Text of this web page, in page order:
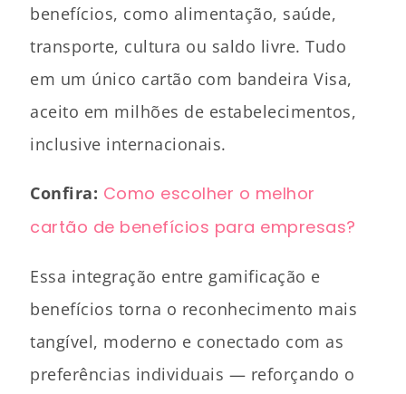
benefícios, como alimentação, saúde,
transporte, cultura ou saldo livre. Tudo
em um único cartão com bandeira Visa,
aceito em milhões de estabelecimentos,
inclusive internacionais.
Confira: Como escolher o melhor
cartão de benefícios para empresas?
Essa integração entre gamificação e
benefícios torna o reconhecimento mais
tangível, moderno e conectado com as
preferências individuais — reforçando o